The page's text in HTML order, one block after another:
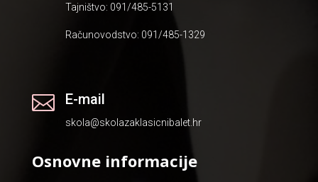
Tajništvo: 091/485-5131
Računovodstvo: 091/485-1329
 E-mail
skola@skolazaklasicnibalet.hr
Osnovne informacije